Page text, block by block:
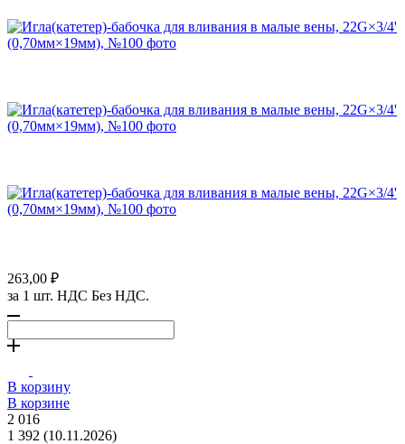
263,00 ₽
за 1 шт. НДС Без НДС.
В корзину
В корзине
2 016
1 392 (10.11.2026)